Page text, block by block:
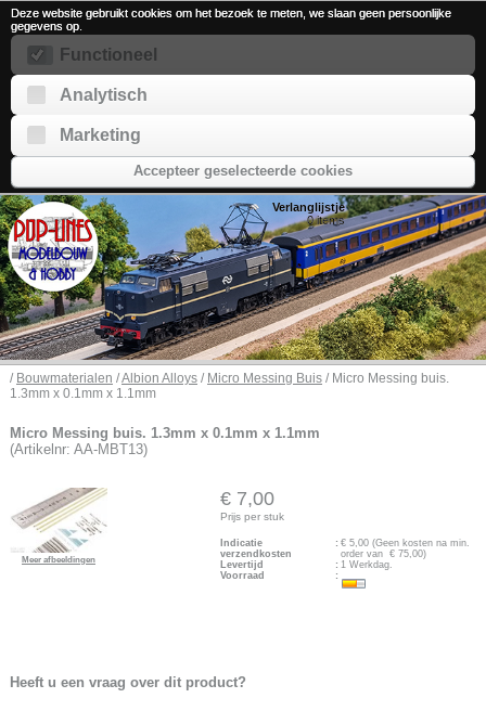
Deze website gebruikt cookies om het bezoek te meten, we slaan geen persoonlijke
gegevens op.
Functioneel
Analytisch
Marketing
Accepteer geselecteerde cookies
Verlanglijstje
0items
/ Bouwmaterialen /Albion Alloys / Micro Messing Buis / Micro Messing buis.
1.3mm x 0.1mm x 1.1mm
Micro Messing buis. 1.3mm x 0.1mm x 1.1mm
(Artikelnr: AA-MBT13)
Meer afbeeldingen
€ 7,00
Prijs per stuk
Indicatie
verzendkosten
: € 5,00(Geen kosten na min.
order van € 75,00)
Levertijd
: 1 Werkdag.
Voorraad
:
Heeft u een vraag over dit product?